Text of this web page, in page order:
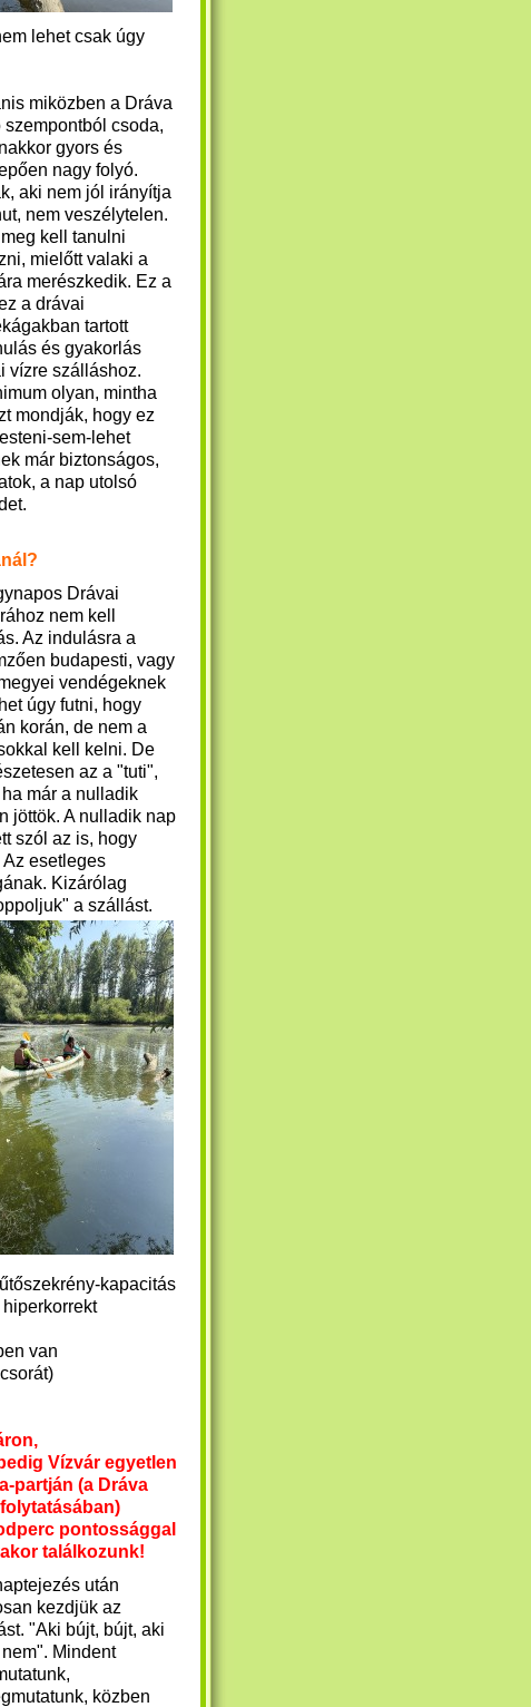
lehet csak úgy
miközben a Dráva
szempontból csoda,
gyors és
nagy folyó.
aki nem jól irányítja
nem veszélytelen.
kell tanulni
mielőtt valaki a
merészkedik. Ez a
a drávai
tartott
és gyakorlás
vízre szálláshoz.
olyan, mintha
mondják, hogy ez
sem-lehet
már biztonságos,
a nap utolsó
Drávai
nem kell
Az indulásra a
budapesti, vagy
vendégeknek
úgy futni, hogy
korán, de nem a
kell kelni. De
az a "tuti",
ha már a nulladik
jöttök. A nulladik nap
szól az is, hogy
esetleges
Kizárólag
a szállást.
kapacitás
van
Vízvár egyetlen
partján (a Dráva
pontossággal
találkozunk!
után
kezdjük az
"Aki bújt, bújt, aki
Mindent
közben